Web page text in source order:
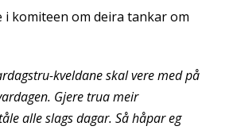
komiteen om deira tankar om
kveldane skal vere med på
Gjere trua meir
alle slags dagar. Så håpar eg